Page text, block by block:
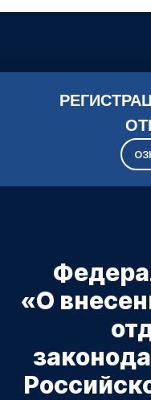
«О